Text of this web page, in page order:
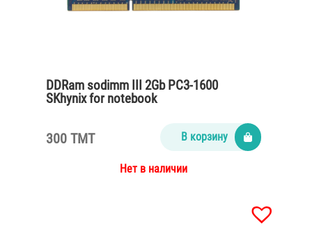
DDRam sodimm III 2Gb PC3-1600
SKhynix for notebook
300 TMT В корзину
Нет в наличии